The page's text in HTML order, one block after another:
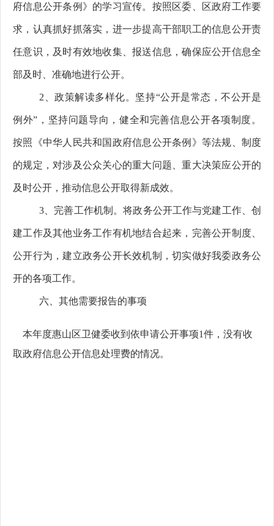
府信息公开条例》的学习宣传。 按照区委、区政府工作要
求 ，认真抓好抓落实，进一步提高干部职工的信息公开责
任意识 ， 及时有效地收集、报送信息，确保应公开信息全
部及时、准确地进行公开。
2 、政策解读多样化。坚持“公开是常态，不公开是
例外”，坚持问题导向，健全和完善信息公开各项制度。
按照《中华人民共和国政府信息公开条例》等法规、制度
的规定， 对涉及公众关心的重大问题、重大决策应公开的
及时公开，推动信息公开取得新成效。
3 完善工作机制。将政务公开工作与党建工作、创
建工作及其他业务工作有机地结合起来，完善公开制度、
公开行为，建立政务公开长效机制，切实做好我委政务公
开的各项工作。
六、 其他需要报告的事项
本年度惠山区卫健委收到依申请公开事项1件，没有收
取政府信息公开信息处理费的情况。